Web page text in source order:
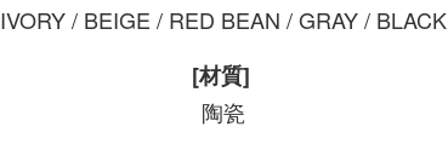
IVORY / BEIGE / RED BEAN / GRAY / BLACK
[材質]
陶瓷